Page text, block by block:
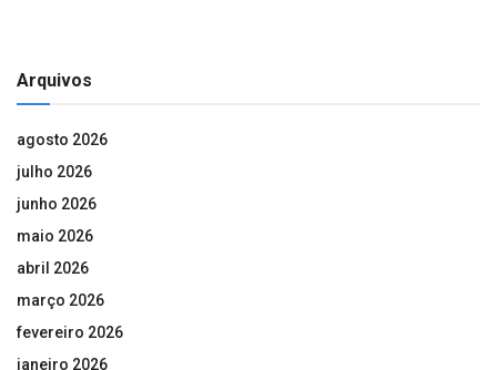
Arquivos
agosto 2026
julho 2026
junho 2026
maio 2026
abril 2026
março 2026
fevereiro 2026
janeiro 2026